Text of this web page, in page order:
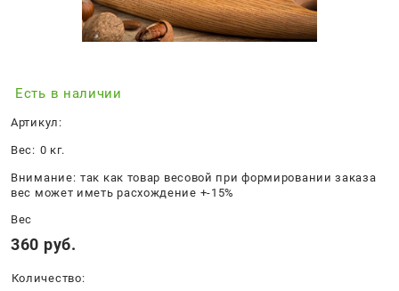
Есть в наличии
Артикул:
Вес: 0 кг.
Внимание: так как товар весовой при формировании заказа
вес может иметь расхождение +-15%
Вес
360 руб.
Количество: